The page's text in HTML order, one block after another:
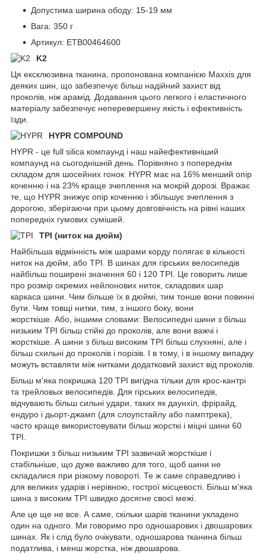
Допустима ширина ободу: 15-19 мм
Вага: 350 г
Артикул: ETB00464600
K2
Ця ексклюзивна тканина, пропонована компанією Maxxis для
деяких шин, що забезпечує більш надійний захист від
проколів, ніж арамід. Додавання цього легкого і еластичного
матеріалу забезпечує неперевершену якість і ефективність
їзди.
HYPR COMPOUND
HYPR - це full silica компаунд і наш найефективніший
компаунд на сьогоднішній день. Порівняно з попереднім
складом для шосейних гонок, HYPR має на 16% менший опір
коченню і на 23% краще зчеплення на мокрій дорозі. Вражає
те, що HYPR знижує опір коченню і збільшує зчеплення з
дорогою, зберігаючи при цьому довговічність на рівні наших
попередніх гумових сумішей.
TPI (ниток на дюйм)
Найбільша відмінність між шарами корду полягає в кількості
ниток на дюйм, або TPI. В шинах для гірських велосипедів
найбільш поширені значення 60 і 120 TPI. Це говорить лише
про розмір окремих нейлонових ниток, складових шар
каркаса шини. Чим більше їх в дюймі, тим тонше вони повинні
бути. Чим товщі нитки, тим, з іншого боку, вони
жорсткіше. Або, іншими словами: Велосипедні шини з більш
низьким TPI більш стійкі до проколів, але вони важчі і
жорсткіше. А шини з більш високим TPI більш слухняні, але і
більш схильні до проколів і порізів. І в тому, і в іншому випадку
можуть вставляти між нитками додатковий захист від проколів.
Більш м'яка покришка 120 TPI вигідна тільки для крос-кантрі
та трейловых велосипедів. Для гірських велосипедів,
відчувають більш сильні удари, таких як даунхіл, фрірайд,
ендуро і дьорт-джамп (для слоупстайлу або памптрека),
часто краще використовувати більш жорсткі і міцні шини 60
TPI.
Покришки з більш низьким TPI зазвичай жорсткіше і
стабільніше, що дуже важливо для того, щоб шини не
складалися при різкому повороті. Те ж саме справедливо і
для великих ударів і нерівною, гострої місцевості. Більш м'яка
шина з високим TPI швидко досягне своєї межі.
Але це ще не все. А саме, скільки шарів тканини укладено
один на одного. Ми говоримо про одношарових і двошарових
шинах. Як і слід було очікувати, одношарова тканина більш
податлива, і менш жорстка, ніж двошарова.